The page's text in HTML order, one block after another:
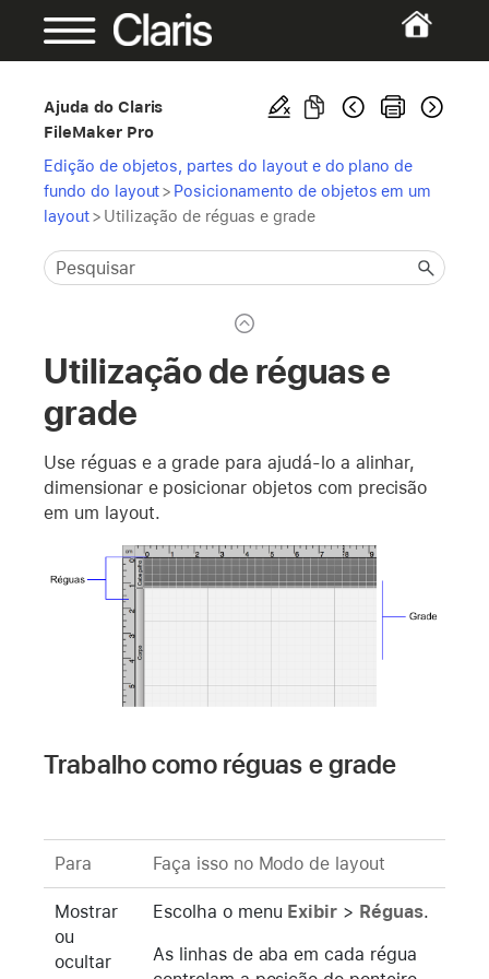
Ajuda do Claris
FileMaker Pro
Edição de objetos, partes do layout e do plano de
fundo do layout> Posicionamento de objetos em um
layout> Utilização de réguas e grade
Utilização de réguas e
grade
Use réguas e a grade para ajudá-lo a alinhar,
dimensionar e posicionar objetos com precisão
em um layout.
Trabalho como réguas e grade
Para Faça isso no Modo de layout
Mostrar
ou
ocultar
Escolha o menu Exibir > Réguas.
As linhas de aba em cada régua